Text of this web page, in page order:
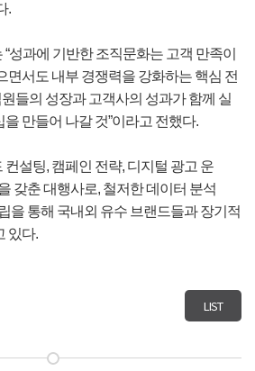
.
성과에 기반한 조직문화는 고객 만족이
면서도 내부 경쟁력을 강화하는 핵심 전
원들의 성장과 고객사의 성과가 함께 실
만들어 나갈 것”이라고 전했다.
설팅, 캠페인 전략, 디지털 광고 운
갖춘 대행사로, 철저한 데이터 분석
을 통해 국내외 유수 브랜드들과 장기적
있다.
LIST